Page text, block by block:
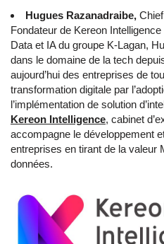
Hugues Razanadraibe,
Fondateur de Kereon
Data et IA du groupe K-Lagan,
dans le domaine de la tech
aujourd’hui des entreprises de
transformation digitale par
l’implémentation de solution
Kereon Intelligence, cabinet
accompagne le développement
entreprises en tirant de la valeur
données.